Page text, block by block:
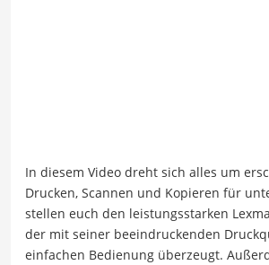
In diesem Video dreht sich alles um
Drucken, Scannen und Kopieren für
stellen euch den leistungsstarken
der mit seiner beeindruckenden
einfachen Bedienung überzeugt.